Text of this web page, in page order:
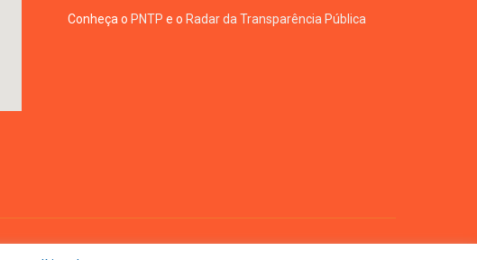
Conheça o PNTP e o Radar da Transparência Pública